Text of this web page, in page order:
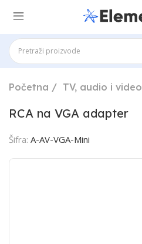
Početna TV, audio i video
RCA na VGA adapter
Šifra: A-AV-VGA-Mini